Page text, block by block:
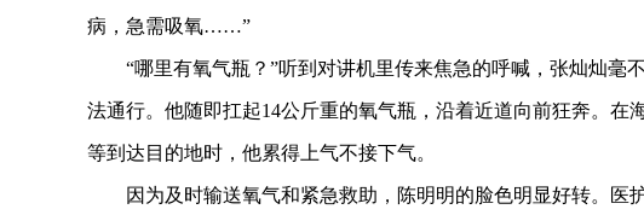
病，急需吸氧……”
“哪里有氧气瓶？”听到对讲机里传来焦急的呼喊，张灿灿毫
法通行。他随即扛起14公斤重的氧气瓶，沿着近道向前狂奔。在
等到达目的地时，他累得上气不接下气。
因为及时输送氧气和紧急救助，陈明明的脸色明显好转。医